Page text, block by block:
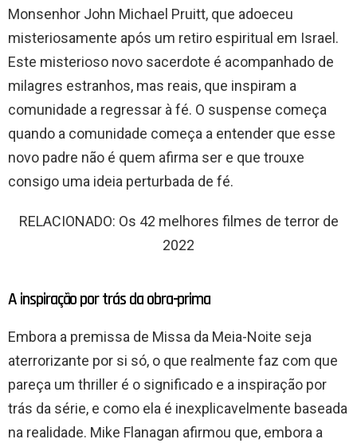
Monsenhor John Michael Pruitt, que adoeceu
misteriosamente após um retiro espiritual em Israel.
Este misterioso novo sacerdote é acompanhado de
milagres estranhos, mas reais, que inspiram a
comunidade a regressar à fé. O suspense começa
quando a comunidade começa a entender que esse
novo padre não é quem afirma ser e que trouxe
consigo uma ideia perturbada de fé.
RELACIONADO: Os 42 melhores filmes de terror de
2022
A inspiração por trás da obra-prima
Embora a premissa de Missa da Meia-Noite seja
aterrorizante por si só, o que realmente faz com que
pareça um thriller é o significado e a inspiração por
trás da série, e como ela é inexplicavelmente baseada
na realidade. Mike Flanagan afirmou que, embora a